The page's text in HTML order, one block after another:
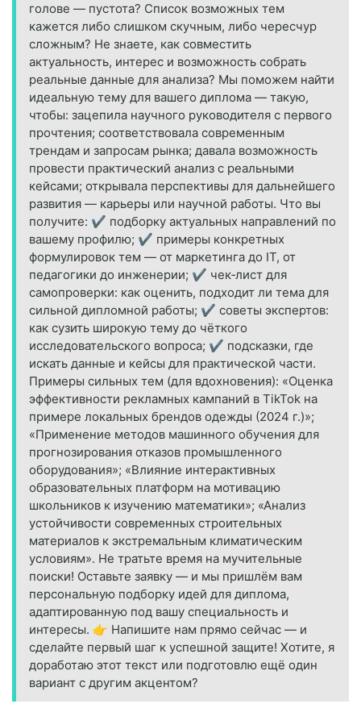
голове — пустота? Список возможных тем
кажется либо слишком скучным, либо чересчур
сложным? Не знаете, как совместить
актуальность, интерес и возможность собрать
реальные данные для анализа? Мы поможем найти
идеальную тему для вашего диплома — такую,
чтобы: зацепила научного руководителя с первого
прочтения; соответствовала современным
трендам и запросам рынка; давала возможность
провести практический анализ с реальными
кейсами; открывала перспективы для дальнейшего
развития — карьеры или научной работы. Что вы
получите: ✔ подборку актуальных направлений по
вашему профилю; ✔ примеры конкретных
формулировок тем — от маркетинга до IT, от
педагогики до инженерии; ✔ чек‑лист для
самопроверки: как оценить, подходит ли тема для
сильной дипломной работы; ✔ советы экспертов:
как сузить широкую тему до чёткого
исследовательского вопроса; ✔ подсказки, где
искать данные и кейсы для практической части.
Примеры сильных тем (для вдохновения): «Оценка
эффективности рекламных кампаний в TikTok на
примере локальных брендов одежды (2024 г.)»;
«Применение методов машинного обучения для
прогнозирования отказов промышленного
оборудования»; «Влияние интерактивных
образовательных платформ на мотивацию
школьников к изучению математики»; «Анализ
устойчивости современных строительных
материалов к экстремальным климатическим
условиям». Не тратьте время на мучительные
поиски! Оставьте заявку — и мы пришлём вам
персональную подборку идей для диплома,
адаптированную под вашу специальность и
интересы. 👉 Напишите нам прямо сейчас — и
сделайте первый шаг к успешной защите! Хотите, я
доработаю этот текст или подготовлю ещё один
вариант с другим акцентом?